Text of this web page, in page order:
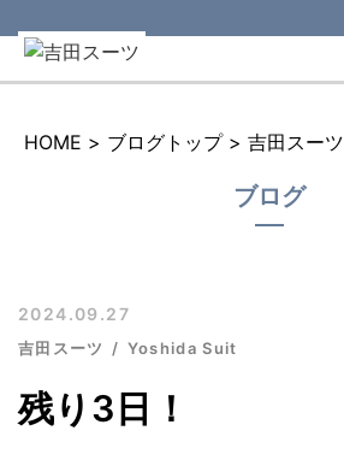
HOME > ブログトップ > 吉田スーツ
ブログ
2024.09.27
吉田スーツ Yoshida Suit
残り3日！